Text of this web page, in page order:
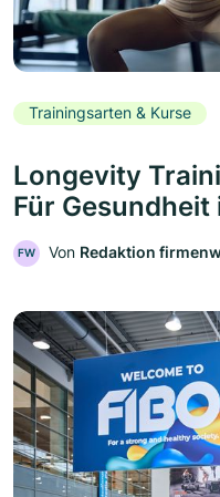
Trainingsarten & Kurse
Longevity
Für Gesundheit
FW Von Redaktion